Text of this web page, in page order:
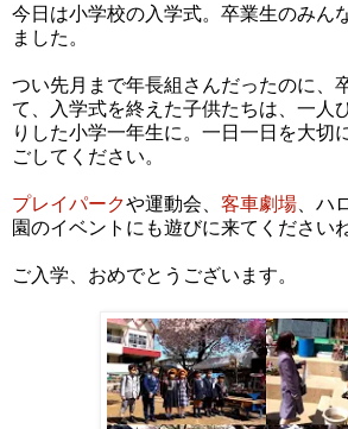
今日は小学校の入学式。卒業生のみん
ました。
つい先月まで年長組さんだったのに、
て、入学式を終えた子供たちは、一人
りした小学一年生に。一日一日を大切
ごしてください。
プレイパークや運動会、 客車劇場 、ハ
園のイベントにも遊びに来てくださいね
ご入学、おめでとうございます。